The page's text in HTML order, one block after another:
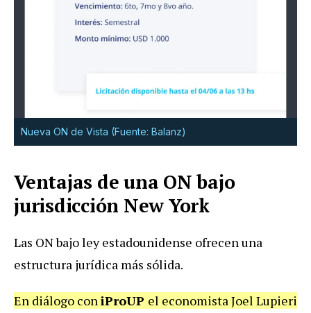
Nueva ON de Vista (Fuente: Balanz)
Ventajas de una ON bajo
jurisdicción New York
Las ON bajo ley estadounidense ofrecen una
estructura jurídica más sólida.
En diálogo con iProUP el economista Joel Lupieri